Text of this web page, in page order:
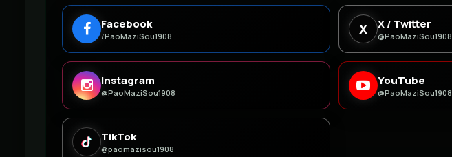
Facebook
/PaoMaziSou1908 X X / Twitter
@PaoMaziSou1908
Instagram
@PaoMaziSou1908
YouTube
@PaoMaziSou1908
TikTok
@paomazisou1908